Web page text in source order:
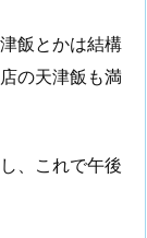
飯とかは結構
の天津飯も満
、これで午後